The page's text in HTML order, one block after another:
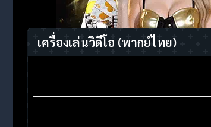
เครื่องเล่นวิดีโอ (พากย์ไทย)